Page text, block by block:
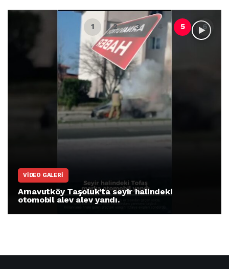
VIDEO GALERI
Arnavutköy Taşoluk’ta seyir halindeki
otomobil alev alev yandı.